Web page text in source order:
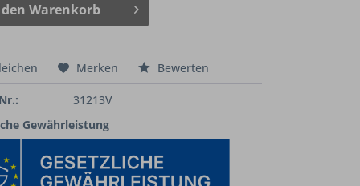
Warenkorb
Merken Bewerten
31213V
Gewährleistung